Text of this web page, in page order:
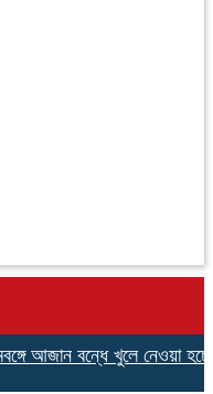
আজান বন্ধে খুলে নেওয়া হচ্ছে